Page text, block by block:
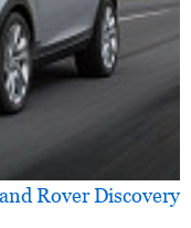
Rover Discovery